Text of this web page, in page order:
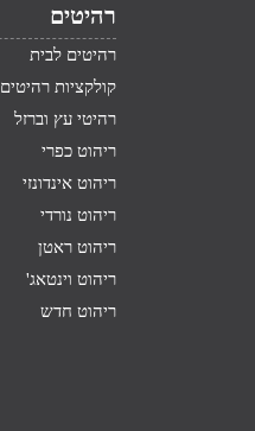
רהיטים
רהיטים לבית
קולקציות רהיטים
רהיטי עץ וברזל
ריהוט כפרי
ריהוט אינדונזי
ריהוט נורדי
ריהוט ראטן
ריהוט וינטאג'
ריהוט חדש